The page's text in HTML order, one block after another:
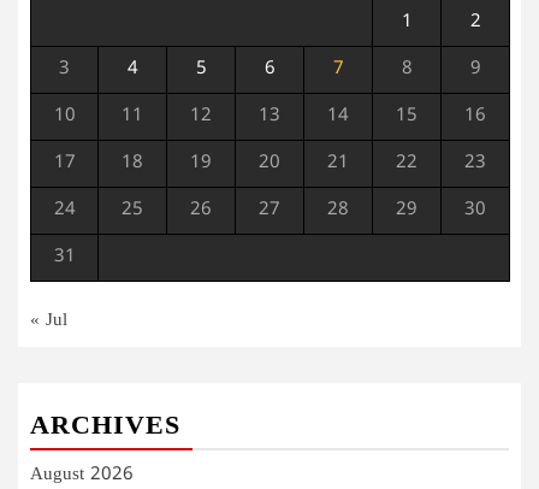
1 2
3 4 5 6 7 8 9
10 11 12 13 14 15 16
17 18 19 20 21 22 23
24 25 26 27 28 29 30
31
« Jul
ARCHIVES
August 2026